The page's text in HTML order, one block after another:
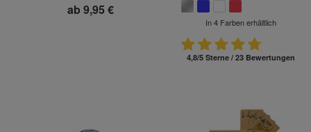
ab 9,95 €
In 4 Farben erhältlich
4,8/5 Sterne / 23 Bewertungen